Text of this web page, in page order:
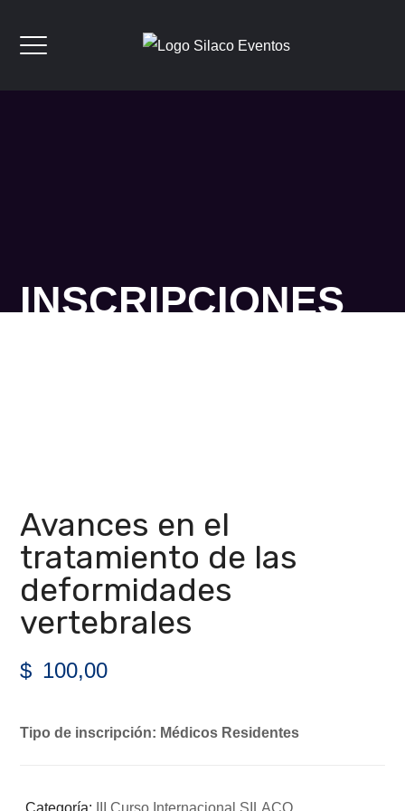
INSCRIPCIONES
Avances en el
tratamiento de las
deformidades
vertebrales
$ 100,00
Tipo de inscripción: Médicos Residentes
Categoría: III Curso Internacional SILACO